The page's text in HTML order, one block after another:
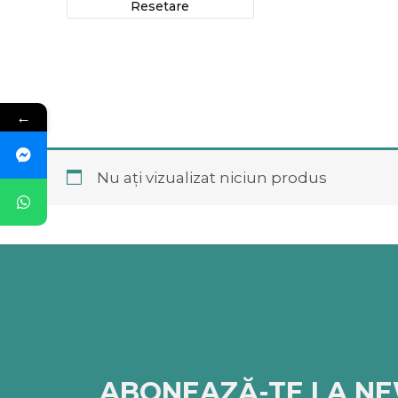
Resetare
Nu ați vizualizat niciun produs
←